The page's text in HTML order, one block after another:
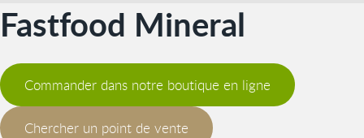
Fastfood Mineral
Commander dans notre boutique en ligne
Chercher un point de vente